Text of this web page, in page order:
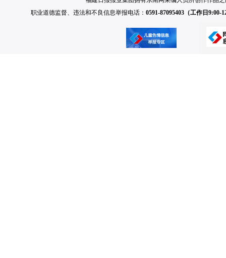
职业道德监督、违法和不良信息举报电话： 0591-87095403（工作日9:00-